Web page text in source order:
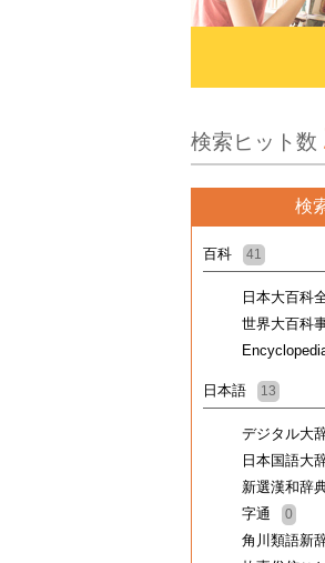
検索ヒット数
検
百科 41
日本大百科
世界大百科
日本語 13
デジタル大
日本国語大
新選漢和辞
字通 0
角川類語新